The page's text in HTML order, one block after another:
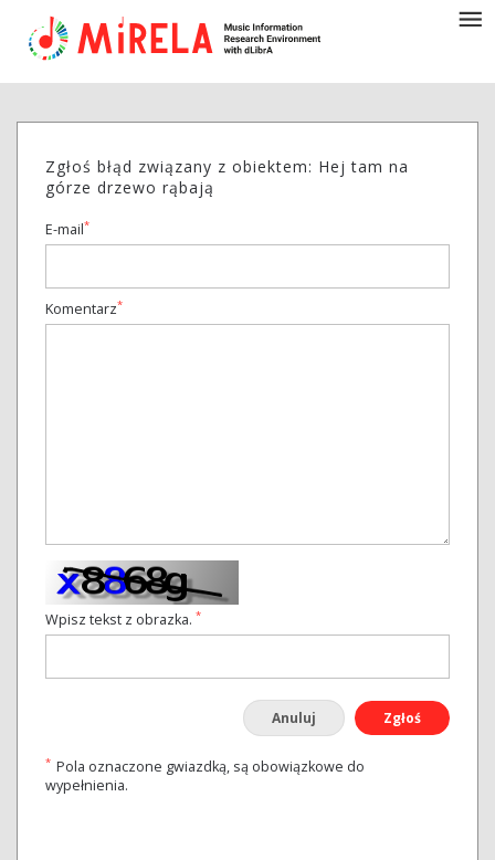
Zgłoś błąd związany z obiektem: Hej tam na
górze drzewo rąbają
E-mail*
Komentarz*
Wpisz tekst z obrazka. *
Anuluj Zgłoś
* Pola oznaczone gwiazdką, są obowiązkowe do
wypełnienia.